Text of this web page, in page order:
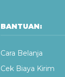
BANTUAN:
Cara Belanja
Cek Biaya Kirim